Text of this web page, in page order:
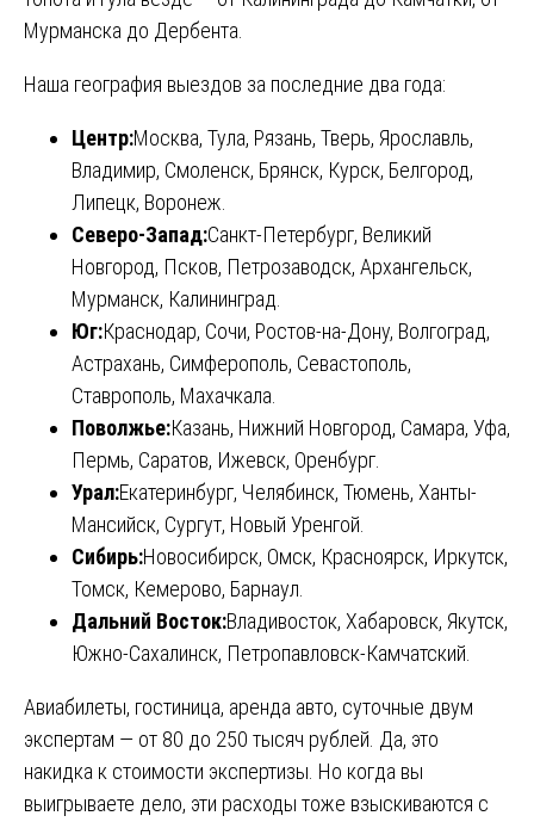
Мурманска до Дербента.
Наша география выездов за последние два года:
Центр:Москва, Тула, Рязань, Тверь, Ярославль,
Владимир, Смоленск, Брянск, Курск, Белгород,
Липецк, Воронеж.
Северо-Запад:Санкт-Петербург, Великий
Новгород, Псков, Петрозаводск, Архангельск,
Мурманск, Калининград.
Юг:Краснодар, Сочи, Ростов-на-Дону, Волгоград,
Астрахань, Симферополь, Севастополь,
Ставрополь, Махачкала.
Поволжье:Казань, Нижний Новгород, Самара, Уфа,
Пермь, Саратов, Ижевск, Оренбург.
Урал:Екатеринбург, Челябинск, Тюмень, Ханты-
Мансийск, Сургут, Новый Уренгой.
Сибирь:Новосибирск, Омск, Красноярск, Иркутск,
Томск, Кемерово, Барнаул.
Дальний Восток:Владивосток, Хабаровск, Якутск,
Южно-Сахалинск, Петропавловск-Камчатский.
Авиабилеты, гостиница, аренда авто, суточные двум
экспертам — от 80 до 250 тысяч рублей. Да, это
накидка к стоимости экспертизы. Но когда вы
выигрываете дело, эти расходы тоже взыскиваются с